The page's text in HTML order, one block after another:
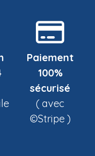
Paiement
100%
sécurisé
( avec
©Stripe )